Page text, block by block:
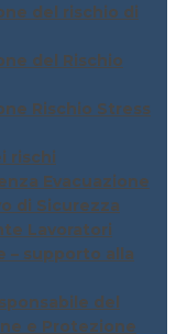
del rischio di
del Rischio
Rischio Stress
rischi
Evacuazione
di Sicurezza
Lavoratori
– supporto alla
del
e Protezione